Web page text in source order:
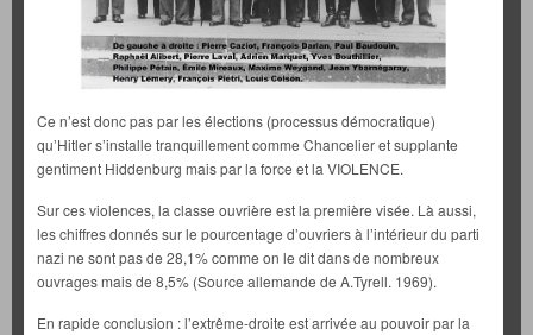
Ce n’est donc pas par les élections (processus démocratique)
qu’Hitler s’installe tranquillement comme Chancelier et supplante
gentiment Hiddenburg mais par la force et la VIOLENCE.
Sur ces violences, la classe ouvrière est la première visée. Là aussi,
les chiffres donnés sur le pourcentage d’ouvriers à l’intérieur du parti
nazi ne sont pas de 28,1% comme on le dit dans de nombreux
ouvrages mais de 8,5% (Source allemande de A.Tyrell. 1969).
En rapide conclusion : l’extrême-droite est arrivée au pouvoir par la